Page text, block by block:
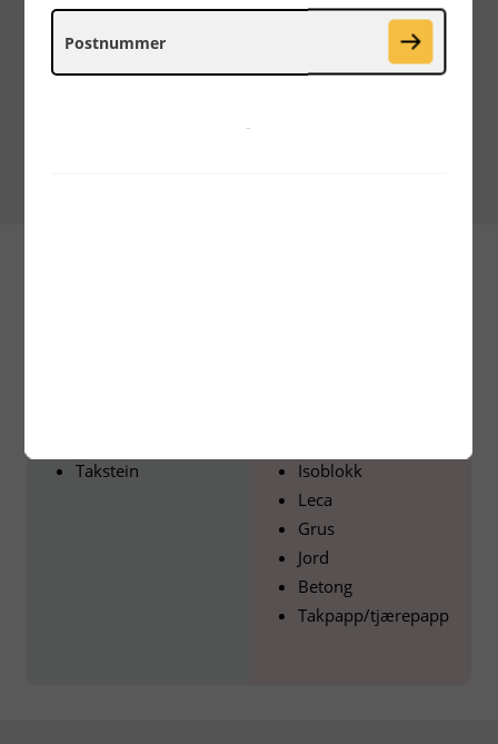
Hvordan unngå sorteringstillegg?
Takstein
Isoblokk
Leca
Grus
Jord
Betong
Takpapp/tjærepapp
-